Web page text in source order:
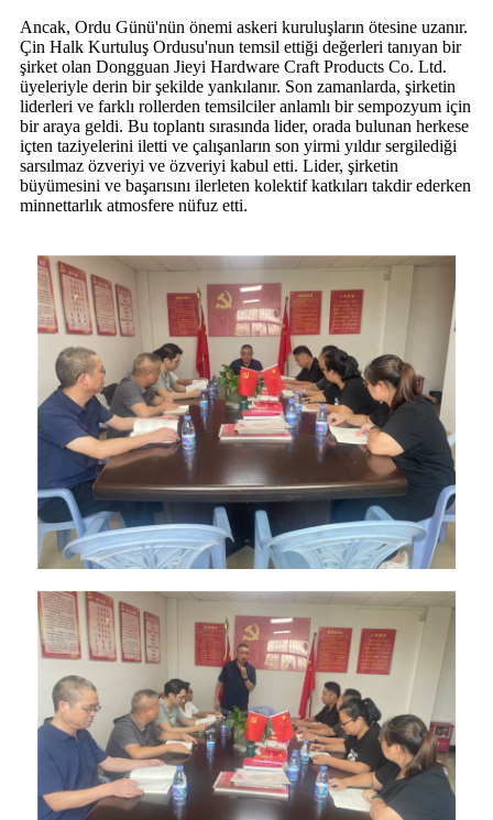
Ancak, Ordu Günü'nün önemi askeri kuruluşların ötesine uzanır.
Çin Halk Kurtuluş Ordusu'nun temsil ettiği değerleri tanıyan bir
şirket olan Dongguan Jieyi Hardware Craft Products Co. Ltd.
üyeleriyle derin bir şekilde yankılanır. Son zamanlarda, şirketin
liderleri ve farklı rollerden temsilciler anlamlı bir sempozyum için
bir araya geldi. Bu toplantı sırasında lider, orada bulunan herkese
içten taziyelerini iletti ve çalışanların son yirmi yıldır sergilediği
sarsılmaz özveriyi ve özveriyi kabul etti. Lider, şirketin
büyümesini ve başarısını ilerleten kolektif katkıları takdir ederken
minnettarlık atmosfere nüfuz etti.